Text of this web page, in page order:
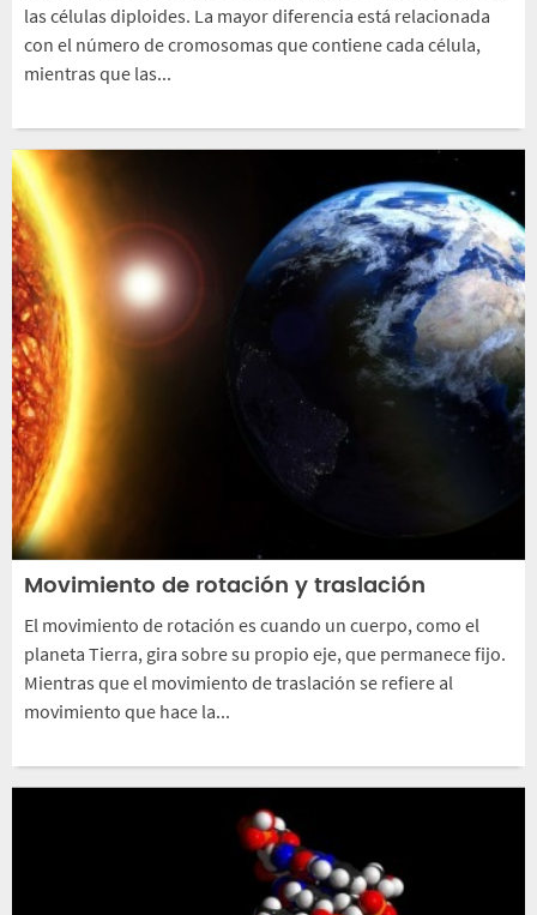
las células diploides. La mayor diferencia está relacionada
con el número de cromosomas que contiene cada célula,
mientras que las...
Movimiento de rotación y traslación
El movimiento de rotación es cuando un cuerpo, como el
planeta Tierra, gira sobre su propio eje, que permanece fijo.
Mientras que el movimiento de traslación se refiere al
movimiento que hace la...